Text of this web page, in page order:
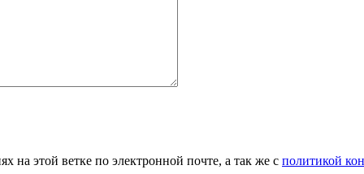
на этой ветке по электронной почте, а так же с политикой